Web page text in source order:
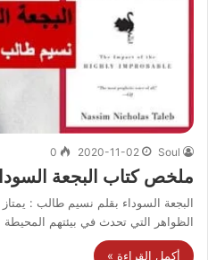
Soul
2020-11-02
0
ملخص كتاب البجعة
البجعة السوداء بقلم نسيم طالب :
الظواهر التي تحدث في بيئتهم
أكمل القراءة »